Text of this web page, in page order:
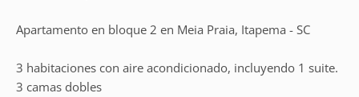
Apartamento en bloque 2 en Meia Praia, Itapema - SC
3 habitaciones con aire acondicionado, incluyendo 1 suite.
3 camas dobles